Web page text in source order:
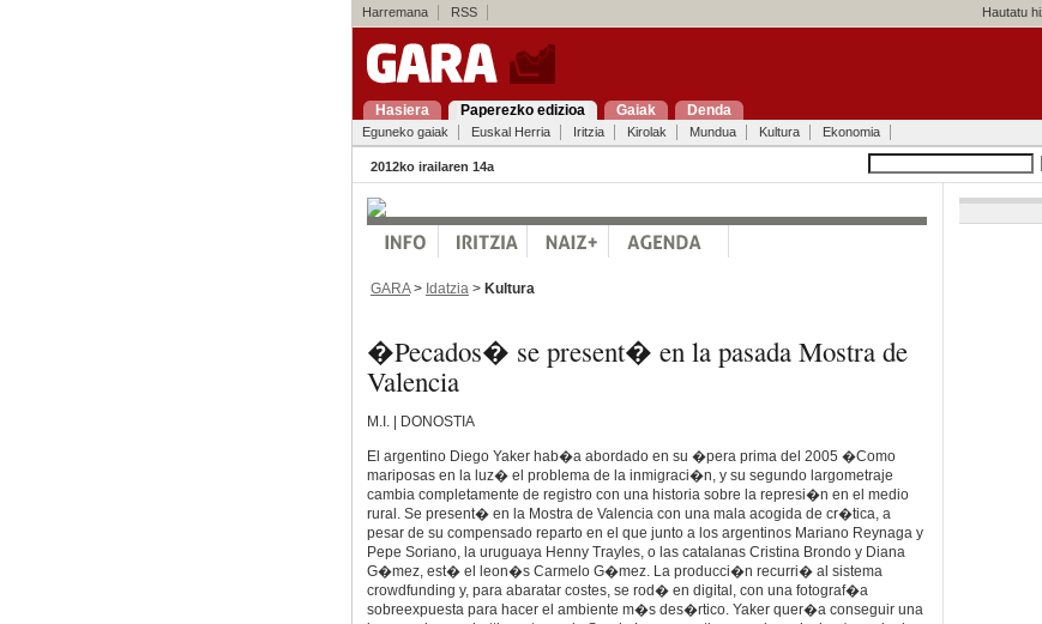
Harremana RSS Hautatu
Hasiera Paperezko edizioa Gaiak Denda
Eguneko gaiak Euskal Herria Iritzia Kirolak Mundua Kultura Ekonomia
2012ko irailaren 14a
GARA> Idatzia > Kultura
�Pecados� se present� en la pasada Mostra de
Valencia
M.I. | DONOSTIA
El argentino Diego Yaker hab�a abordado en su �pera prima del 2005 �Como
mariposas en la luz� el problema de la inmigraci�n, y su segundo largometraje
cambia completamente de registro con una historia sobre la represi�n en el medio
rural. Se present� en la Mostra de Valencia con una mala acogida de cr�tica, a
pesar de su compensado reparto en el que junto a los argentinos Mariano Reynaga y
Pepe Soriano, la uruguaya Henny Trayles, o las catalanas Cristina Brondo y Diana
G�mez, est� el leon�s Carmelo G�mez. La producci�n recurri� al sistema
crowdfunding y, para abaratar costes, se rod� en digital, con una fotograf�a
sobreexpuesta para hacer el ambiente m�s des�rtico. Yaker quer�a conseguir una